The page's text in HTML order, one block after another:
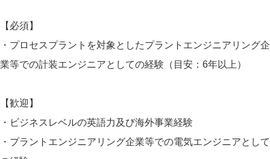
【必須】
・プロセスプラントを対象としたプラントエンジニアリング企
業等での計装エンジニアとしての経験（目安：6年以上）
【歓迎】
・ビジネスレベルの英語力及び海外事業経験
・プラントエンジニアリング企業等での電気エンジニアとして